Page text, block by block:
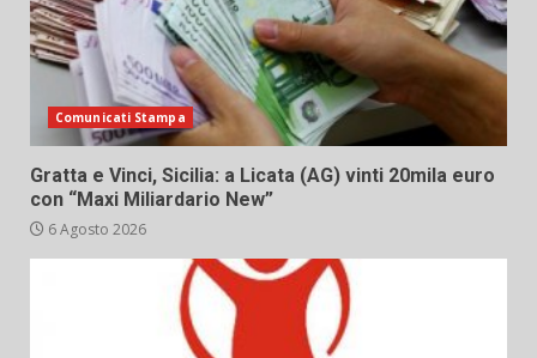
Comunicati Stampa
Gratta e Vinci, Sicilia: a Licata (AG) vinti 20mila euro
con “Maxi Miliardario New”
6 Agosto 2026